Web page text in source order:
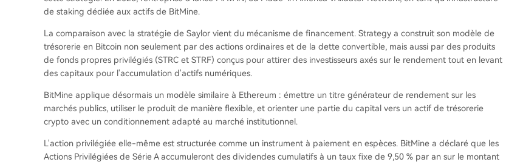
de staking dédiée aux actifs de BitMine.
La comparaison avec la stratégie de Saylor vient du mécanisme de financement. Strategy a construit son modèle de
trésorerie en Bitcoin non seulement par des actions ordinaires et de la dette convertible, mais aussi par des produits
de fonds propres privilégiés (STRC et STRF) conçus pour attirer des investisseurs axés sur le rendement tout en levant
des capitaux pour l'accumulation d'actifs numériques.
BitMine applique désormais un modèle similaire à Ethereum : émettre un titre générateur de rendement sur les
marchés publics, utiliser le produit de manière flexible, et orienter une partie du capital vers un actif de trésorerie
crypto avec un conditionnement adapté au marché institutionnel.
L'action privilégiée elle-même est structurée comme un instrument à paiement en espèces. BitMine a déclaré que les
Actions Privilégiées de Série A accumuleront des dividendes cumulatifs à un taux fixe de 9,50 % par an sur le montant